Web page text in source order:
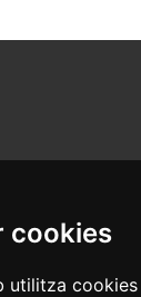
cookies
utilitza